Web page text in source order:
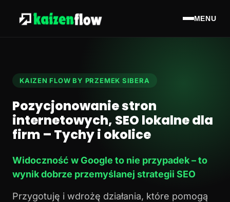
MENU
KAIZEN FLOW BY PRZEMEK SIBERA
Pozycjonowanie stron
internetowych, SEO lokalne dla
firm – Tychy i okolice
Widoczność w Google to nie przypadek – to
wynik dobrze przemyślanej strategii SEO
Przygotuję i wdrożę działania, które pomogą